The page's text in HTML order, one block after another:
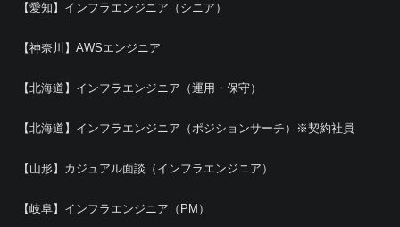
【愛知】インフラエンジニア（シニア）
【神奈川】AWSエンジニア
【北海道】インフラエンジニア（運用・保守）
【北海道】インフラエンジニア（ポジションサーチ）※契約社員
【山形】カジュアル面談（インフラエンジニア）
【岐阜】インフラエンジニア（PM）